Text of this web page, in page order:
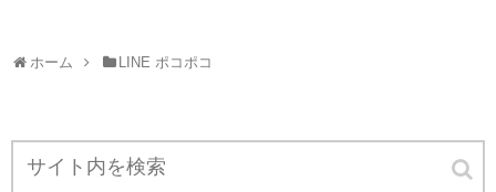
ホーム LINE ポコポコ